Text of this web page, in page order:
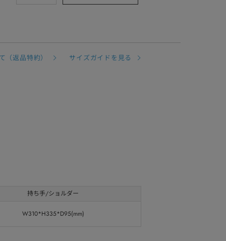
（返品特約） サイズガイドを見る
持ち手/ショルダー
W310*H335*D95(mm)